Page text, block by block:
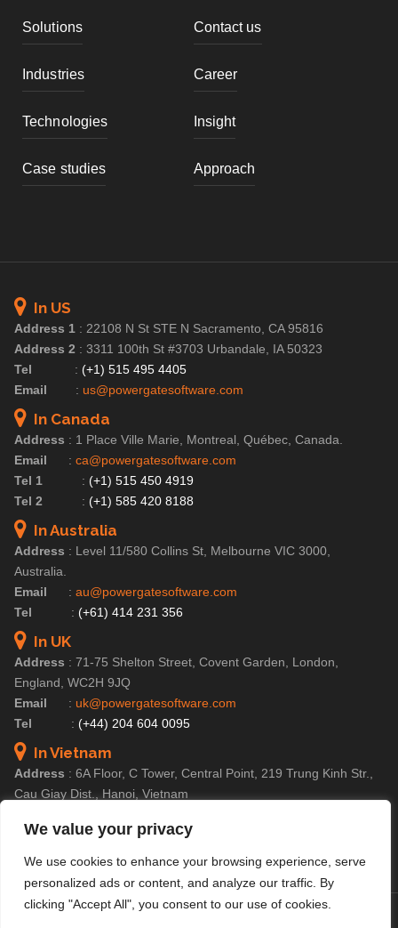
We value your privacy
We use cookies to enhance your browsing experience, serve
personalized ads or content, and analyze our traffic. By
clicking "Accept All", you consent to our use of cookies.
Solutions
Industries
Technologies
Case studies
Contact us
Career
Insight
Approach
In US
Address 1 : 22108 N St STE N Sacramento, CA 95816
Address 2 : 3311 100th St #3703 Urbandale, IA 50323
Tel
: (+1) 515 495 4405
Email : us@powergatesoftware.com
In Canada
Address : 1 Place Ville Marie, Montreal, Québec, Canada.
Email : ca@powergatesoftware.com
Tel 1 : (+1) 515 450 4919
Tel 2 : (+1) 585 420 8188
In Australia
Address : Level 11/580 Collins St, Melbourne VIC 3000,
Australia.
Email : au@powergatesoftware.com
Tel : (+61) 414 231 356
In UK
Address : 71-75 Shelton Street, Covent Garden, London,
England, WC2H 9JQ
Email : uk@powergatesoftware.com
Tel : (+44) 204 604 0095
In Vietnam
Address : 6A Floor, C Tower, Central Point, 219 Trung Kinh Str.,
Cau Giay Dist., Hanoi, Vietnam
Tel For Business Enquiry :(+84) 246 654 2283
Tel For HR/Admin Dept :
(+84) 246 685 0590